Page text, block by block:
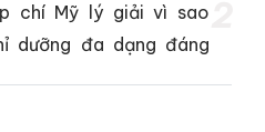
chí Mỹ lý giải vì sao
dưỡng đa dạng đáng